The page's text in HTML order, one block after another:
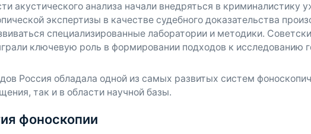
акустического анализа начали внедряться в криминалистику
экспертизы в качестве судебного доказательства
специализированные лаборатории и методики.
ключевую роль в формировании подходов к исследованию
Россия обладала одной из самых развитых систем
так и в области научной базы.
фоноскопии